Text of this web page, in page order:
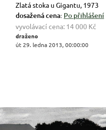
Zlatá stoka u Gigantu, 1973
dosažená cena: Po přihlášení
vyvolávací cena: 14 000 Kč
draženo
út 29. ledna 2013, 00:00:00